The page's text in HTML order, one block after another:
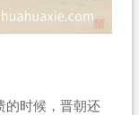
的时候，晋朝还